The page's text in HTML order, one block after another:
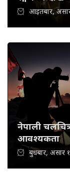
आइतबार,
नेपाली
आवश्यकता
बुधबार, असार